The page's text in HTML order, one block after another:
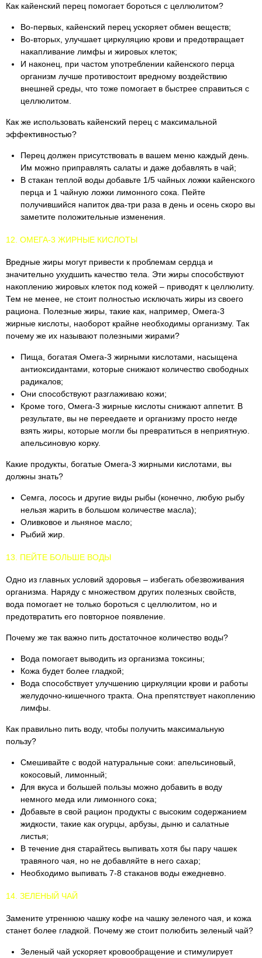
Как кайенский перец помогает бороться с целлюлитом?
Во-первых, кайенский перец ускоряет обмен веществ;
Во-вторых, улучшает циркуляцию крови и предотвращает
накапливание лимфы и жировых клеток;
И наконец, при частом употреблении кайенского перца
организм лучше противостоит вредному воздействию
внешней среды, что тоже помогает в быстрее справиться с
целлюлитом.
Как же использовать кайенский перец с максимальной
эффективностью?
Перец должен присутствовать в вашем меню каждый день.
Им можно приправлять салаты и даже добавлять в чай;
В стакан теплой воды добавьте 1/5 чайных ложки кайенского
перца и 1 чайную ложки лимонного сока. Пейте
получившийся напиток два-три раза в день и осень скоро вы
заметите положительные изменения.
12. ОМЕГА-3 ЖИРНЫЕ КИСЛОТЫ
Вредные жиры могут привести к проблемам сердца и
значительно ухудшить качество тела. Эти жиры способствуют
накоплению жировых клеток под кожей – приводят к целлюлиту.
Тем не менее, не стоит полностью исключать жиры из своего
рациона. Полезные жиры, такие как, например, Омега-3
жирные кислоты, наоборот крайне необходимы организму. Так
почему же их называют полезными жирами?
Пища, богатая Омега-3 жирными кислотами, насыщена
антиоксидантами, которые снижают количество свободных
радикалов;
Они способствуют разглаживаю кожи;
Кроме того, Омега-3 жирные кислоты снижают аппетит. В
результате, вы не переедаете и организму просто негде
взять жиры, которые могли бы превратиться в неприятную.
апельсиновую корку.
Какие продукты, богатые Омега-3 жирными кислотами, вы
должны знать?
Семга, лосось и другие виды рыбы (конечно, любую рыбу
нельзя жарить в большом количестве масла);
Оливковое и льняное масло;
Рыбий жир.
13. ПЕЙТЕ БОЛЬШЕ ВОДЫ
Одно из главных условий здоровья – избегать обезвоживания
организма. Наряду с множеством других полезных свойств,
вода помогает не только бороться с целлюлитом, но и
предотвратить его повторное появление.
Почему же так важно пить достаточное количество воды?
Вода помогает выводить из организма токсины;
Кожа будет более гладкой;
Вода способствует улучшению циркуляции крови и работы
желудочно-кишечного тракта. Она препятствует накоплению
лимфы.
Как правильно пить воду, чтобы получить максимальную
пользу?
Смешивайте с водой натуральные соки: апельсиновый,
кокосовый, лимонный;
Для вкуса и большей пользы можно добавить в воду
немного меда или лимонного сока;
Добавьте в свой рацион продукты с высоким содержанием
жидкости, такие как огурцы, арбузы, дыню и салатные
листья;
В течение дня старайтесь выпивать хотя бы пару чашек
травяного чая, но не добавляйте в него сахар;
Необходимо выпивать 7-8 стаканов воды ежедневно.
14. ЗЕЛЕНЫЙ ЧАЙ
Замените утреннюю чашку кофе на чашку зеленого чая, и кожа
станет более гладкой. Почему же стоит полюбить зеленый чай?
Зеленый чай ускоряет кровообращение и стимулирует